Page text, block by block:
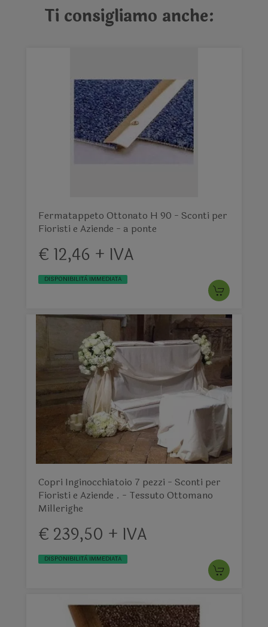
Ti consigliamo anche:
Fermatappeto Ottonato H 90 - Sconti per
Fioristi e Aziende - a ponte
€ 12,46 + IVA
DISPONIBILITÀ IMMEDIATA
Copri Inginocchiatoio 7 pezzi - Sconti per
Fioristi e Aziende . - Tessuto Ottomano
Millerighe
€ 239,50 + IVA
DISPONIBILITÀ IMMEDIATA